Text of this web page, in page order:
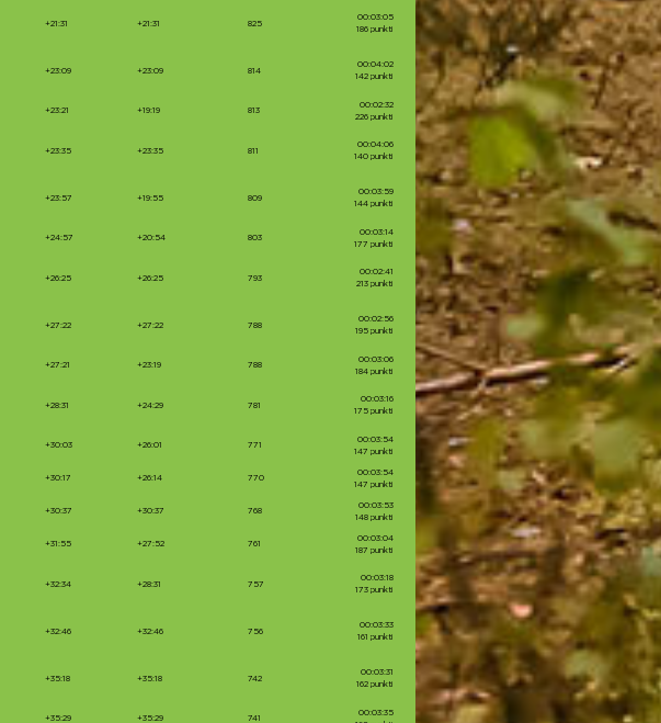
+21:31 +21:31 825
00:03:05
186 punkti
+23:09 +23:09 814
00:04:02
142 punkti
+23:21 +19:19 813
00:02:32
226 punkti
+23:35 +23:35 811
00:04:06
140 punkti
+23:57 +19:55 809
00:03:59
144 punkti
+24:57 +20:54 803
00:03:14
177 punkti
+26:25 +26:25 793
00:02:41
213 punkti
+27:22 +27:22 788
00:02:56
195 punkti
+27:21 +23:19 788
00:03:06
184 punkti
+28:31 +24:29 781
00:03:16
175 punkti
+30:03 +26:01 771
00:03:54
147 punkti
+30:17 +26:14 770
00:03:54
147 punkti
+30:37 +30:37 768
00:03:53
148 punkti
+31:55 +27:52 761
00:03:04
187 punkti
+32:34 +28:31 757
00:03:18
173 punkti
+32:46 +32:46 756
00:03:33
161 punkti
+35:18 +35:18 742
00:03:31
162 punkti
+35:29 +35:29 741
00:03:35